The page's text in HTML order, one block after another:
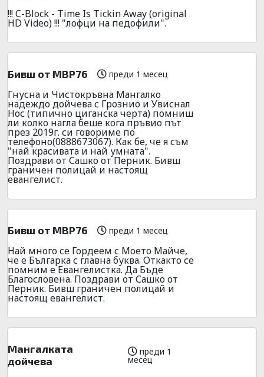
!!! C-Block - Time Is Tickin Away (original
HD Video) !!! "лофци на педофили".
Бивш от МВР76 преди 1 месец
Гнусна и Чистокръвна Мангалко
надеждо дойчева с Грознио и Увиснал
Нос (типично циганска черта) помниш
ли колко нагла беше кога пръвио път
през 2019г. си говориме по
телефоно(0888673067). Как бе, че я съм
"най красивата и най умната".
Поздрави от Сашко от Перник. Бивш
граничен полицай и настоящ
евангелист.
Бивш от МВР76 преди 1 месец
Най много се Гордеем с Моето Майче,
че е Българка с главна буква. Откакто се
помним е Евангелистка. Да Бъде
Благословена. Поздрави от Сашко от
Перник. Бивш граничен полицай и
настоящ евангелист.
Мангалката
дойчева
преди 1
месец